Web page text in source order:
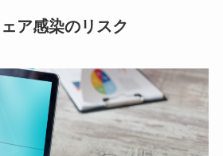
ア感染のリスク